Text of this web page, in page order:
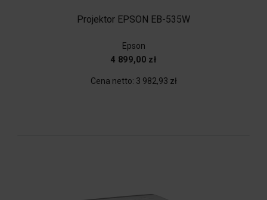
Projektor EPSON EB-535W
Epson
4 899,00 zł
Cena netto: 3 982,93 zł